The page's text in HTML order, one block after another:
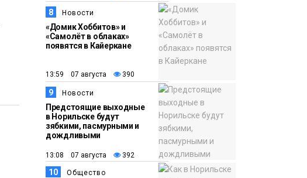
8 Новости
«Домик Хоббитов» и
«Самолёт в облаках»
появятся в Кайеркане
13:59 07 августа 390
9 Новости
Предстоящие выходные
в Норильске будут
зябкими, пасмурными и
дождливыми
13:08 07 августа 392
10 Общество